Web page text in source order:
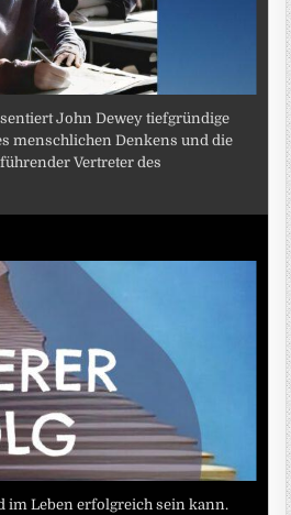
John Dewey tiefgründige
menschlichen Denkens und die
Vertreter des
im Leben erfolgreich sein kann.